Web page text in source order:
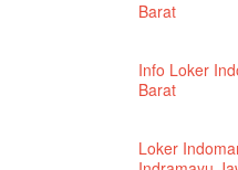
Barat
Info Loker
Barat
Loker